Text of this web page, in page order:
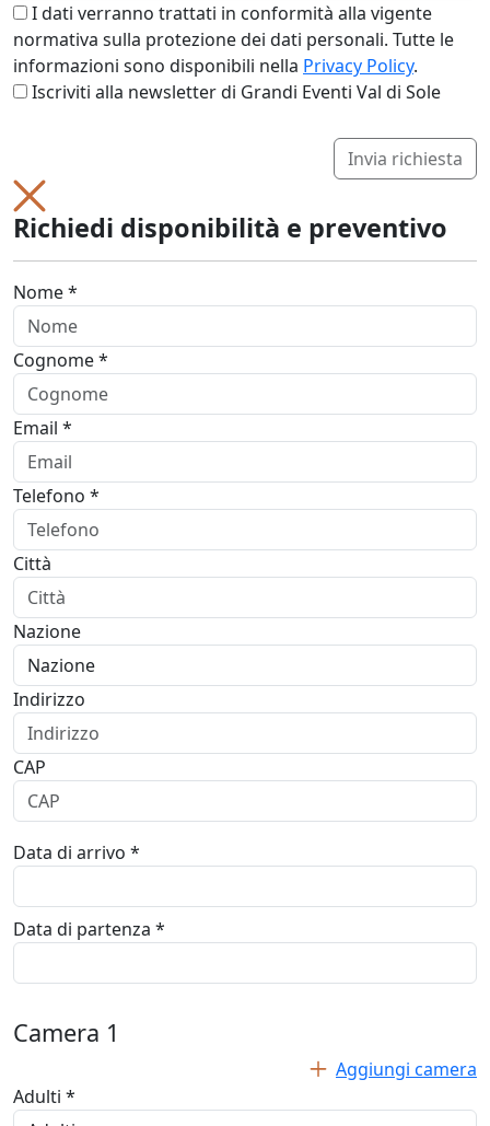
I dati verranno trattati in conformità alla vigente
normativa sulla protezione dei dati personali. Tutte le
informazioni sono disponibili nella Privacy Policy.
Iscriviti alla newsletter di Grandi Eventi Val di Sole
Invia richiesta
Richiedi disponibilità e preventivo
Nome *
Cognome *
Email *
Telefono *
Città
Nazione
Indirizzo
CAP
Data di arrivo *
Data di partenza *
Camera 1
Aggiungi camera
Adulti *